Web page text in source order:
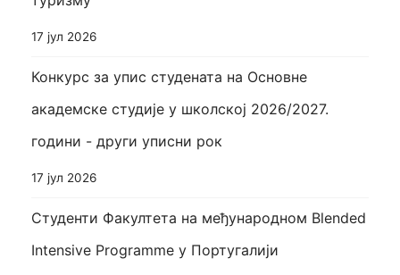
17 јул 2026
Конкурс за упис студената на Основне
академске студије у школској 2026/2027.
години - други уписни рок
17 јул 2026
Студенти Факултета на међународном Blended
Intensive Programme у Португалији